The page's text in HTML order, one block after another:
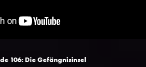
106: Die Gefängnisinsel